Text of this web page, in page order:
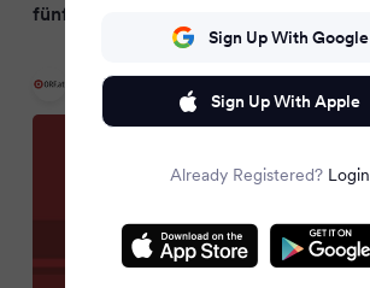
fünf Fahrzeuge
ORF.at
Sign Up With Google
Sign Up With Apple
Already Registered? Login